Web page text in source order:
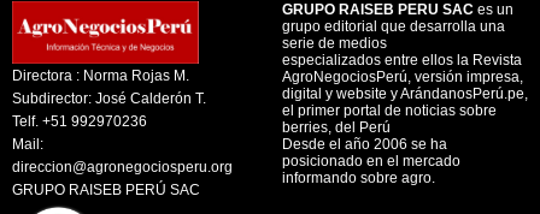
Directora : Norma Rojas M.
Subdirector: José Calderón T.
Telf. +51 992970236
Mail:
direccion@agronegociosperu.org
GRUPO RAISEB PERÚ SAC
GRUPO RAISEB PERU SAC es un
grupo editorial que desarrolla una
serie de medios
especializados entre ellos la Revista
AgroNegociosPerú, versión impresa,
digital y website y ArándanosPerú.pe,
el primer portal de noticias sobre
berries, del Perú
Desde el año 2006 se ha
posicionado en el mercado
informando sobre agro.